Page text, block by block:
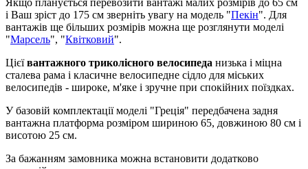
і Ваш зріст до 175 см зверніть увагу на модель "Пекін". Для
вантажів ще більших розмірів можна ще розглянути моделі
"Марсель", "Квітковий".
Цієївантажного триколісного велосипеда низька і міцна
сталева рама і класичне велосипедне сідло для міських
велосипедів - широке, м'яке і зручне при спокійних поїздках.
У базовій комплектації моделі "Греція" передбачена задня
вантажна платформа розміром шириною 65, довжиною 80 см і
висотою 25 см.
За бажанням замовника можна встановити додатково